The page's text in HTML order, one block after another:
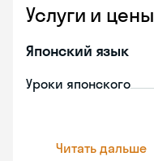
Услуги и цены
Японский язык
Уроки японского
Читать дальше